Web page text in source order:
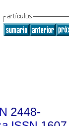
2448-